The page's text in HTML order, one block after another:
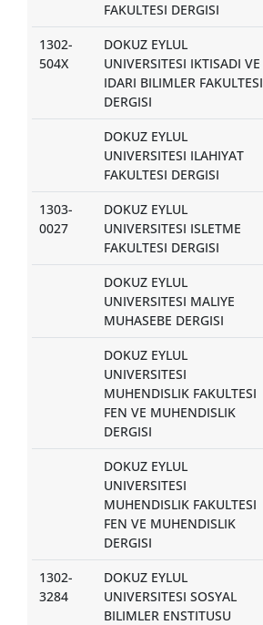
FAKULTESI DERGISI
1302-
504X
DOKUZ EYLUL
UNIVERSITESI IKTISADI VE
IDARI BILIMLER FAKULTESI
DERGISI
DOKUZ EYLUL
UNIVERSITESI ILAHIYAT
FAKULTESI DERGISI
1303-
0027
DOKUZ EYLUL
UNIVERSITESI ISLETME
FAKULTESI DERGISI
DOKUZ EYLUL
UNIVERSITESI MALIYE
MUHASEBE DERGISI
DOKUZ EYLUL
UNIVERSITESI
MUHENDISLIK FAKULTESI
FEN VE MUHENDISLIK
DERGISI
DOKUZ EYLUL
UNIVERSITESI
MUHENDISLIK FAKULTESI
FEN VE MUHENDISLIK
DERGISI
1302-
3284
DOKUZ EYLUL
UNIVERSITESI SOSYAL
BILIMLER ENSTITUSU